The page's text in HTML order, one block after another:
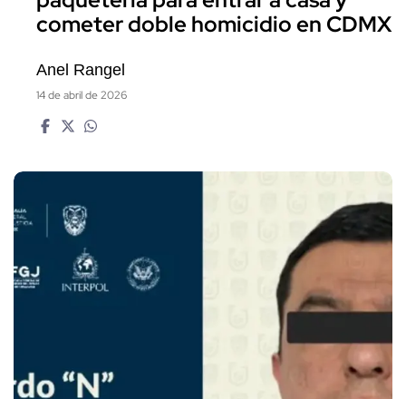
cometer doble homicidio en CDMX
Anel Rangel
14 de abril de 2026